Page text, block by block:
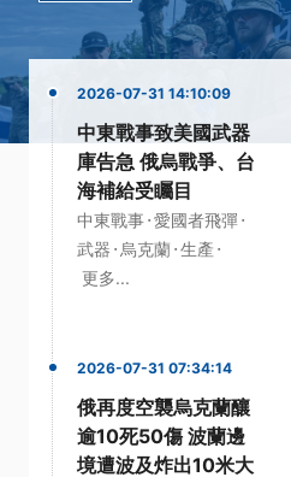
2026-07-31 14:10:09
中東戰事致美國武器
庫告急 俄烏戰爭、台
海補給受矚目
中東戰事·愛國者飛彈·
武器 · 烏克蘭·生產 ·
更多...
2026-07-31 07:34:14
俄再度空襲烏克蘭釀
逾10死50傷 波蘭邊
境遭波及炸出10米大